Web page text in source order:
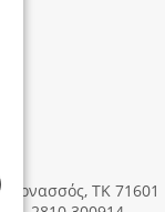
ΤΚ 71601